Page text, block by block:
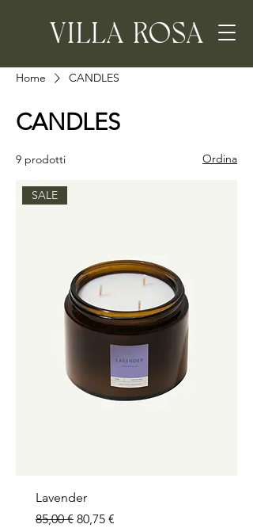
Home CANDLES
CANDLES
9 prodotti Ordina
SALE
Lavender
Prezzo regolare
85,00 € Prezzo scontato
80,75 €